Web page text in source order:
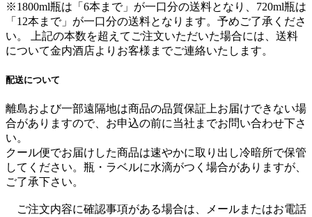
※1800ml瓶は「6本まで」が一口分の送料となり、720ml瓶は
「12本まで」が一口分の送料となります。 予めご了承くださ
い。 上記の本数を超えてご注文いただいた場合には、送料
について金内酒店よりお客様までご連絡いたします。
配送について
離島および一部遠隔地は商品の品質保証上お届けできない場
合がありますので、お申込の前に当社までお問い合わせ下さ
い。
クール便でお届けした商品は速やかに取り出し冷暗所で保管
してください。瓶・ラベルに水滴がつく場合がありますが、
ご了承下さい。
ご注文内容に確認事項がある場合は、メールまたはお電話